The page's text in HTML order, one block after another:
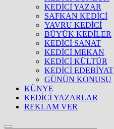
KEDİCİ YAZAR
SAFKAN KEDİCİ
YAVRU KEDİCİ
BÜYÜK KEDİLER
KEDİCİ SANAT
KEDİCİ MEKAN
KEDİCİ KÜLTÜR
KEDİCİ EDEBİYAT
GÜNÜN KONUSU
KÜNYE
KEDİCİ YAZARLAR
REKLAM VER